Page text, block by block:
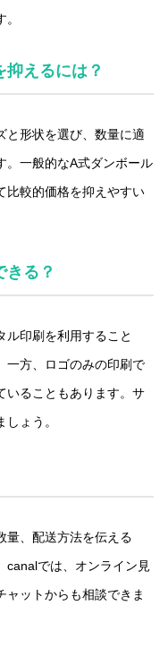
えるには？
と形状を選び、数量に適
。一般的なA式ダンボール
比較的価格を抑えやすい
きる？
ル印刷を利用すること
一方、ロゴのみの印刷で
いることもあります。サ
ょう。
量、配送方法を伝える
canalでは、オンライン見
ャットからも相談できま